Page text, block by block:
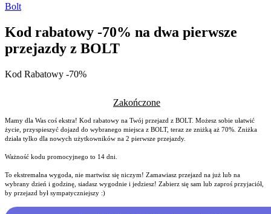
Bolt
Kod rabatowy -70% na dwa pierwsze
przejazdy z BOLT
Kod Rabatowy -70%
Zakończone
Mamy dla Was coś ekstra! Kod rabatowy na Twój przejazd z BOLT. Możesz sobie ułatwić
życie, przyspieszyć dojazd do wybranego miejsca z BOLT, teraz ze zniżką aż 70%. Zniżka
działa tylko dla nowych użytkowników na 2 pierwsze przejazdy.
Ważność kodu promocyjnego to 14 dni.
To ekstremalna wygoda, nie martwisz się niczym! Zamawiasz przejazd na już lub na
wybrany dzień i godzinę, siadasz wygodnie i jedziesz! Zabierz się sam lub zaproś przyjaciół,
by przejazd był sympatyczniejszy :)